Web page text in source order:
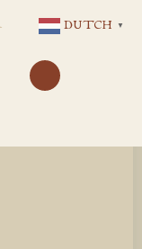
DUTCH ▼